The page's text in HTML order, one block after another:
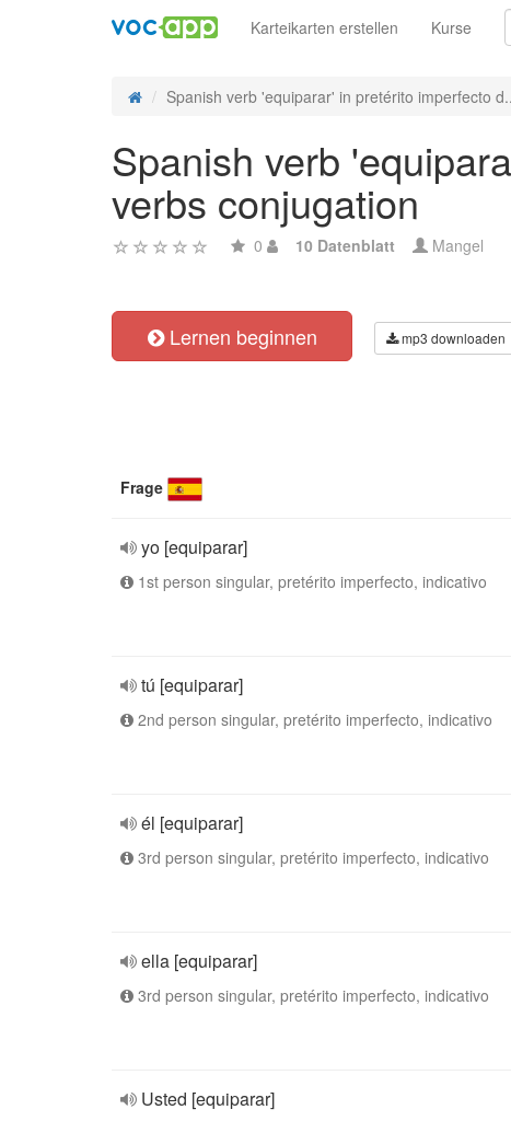
Karteikarten erstellen Kurse
Spanish verb 'equiparar' in pretérito imperfecto
Spanish verb
verbs conjugation
0 10 Datenblatt Mangel
Lernen beginnen mp3 downloaden
Frage
yo [equiparar]
1st person singular, pretérito imperfecto, indicativo
tú [equiparar]
2nd person singular, pretérito imperfecto, indicativo
él [equiparar]
3rd person singular, pretérito imperfecto, indicativo
ella [equiparar]
3rd person singular, pretérito imperfecto, indicativo
Usted [equiparar]